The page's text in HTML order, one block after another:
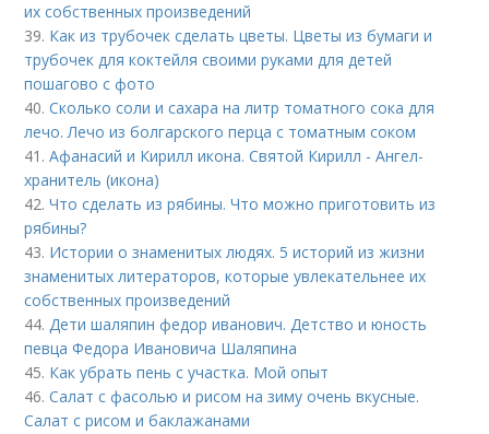
их собственных произведений
39. Как из трубочек сделать цветы. Цветы из бумаги и
трубочек для коктейля своими руками для детей
пошагово с фото
40.Сколько соли и сахара на литр томатного сока для
лечо. Лечо из болгарского перца с томатным соком
41.Афанасий и Кирилл икона. Святой Кирилл - Ангел-
хранитель (икона)
42.Что сделать из рябины. Что можно приготовить из
рябины?
43. Истории о знаменитых людях. 5 историй из жизни
знаменитых литераторов, которые увлекательнее их
собственных произведений
44.Дети шаляпин федор иванович. Детство и юность
певца Федора Ивановича Шаляпина
45. Как убрать пень с участка. Мой опыт
46.Салат с фасолью и рисом на зиму очень вкусные.
Салат с рисом и баклажанами